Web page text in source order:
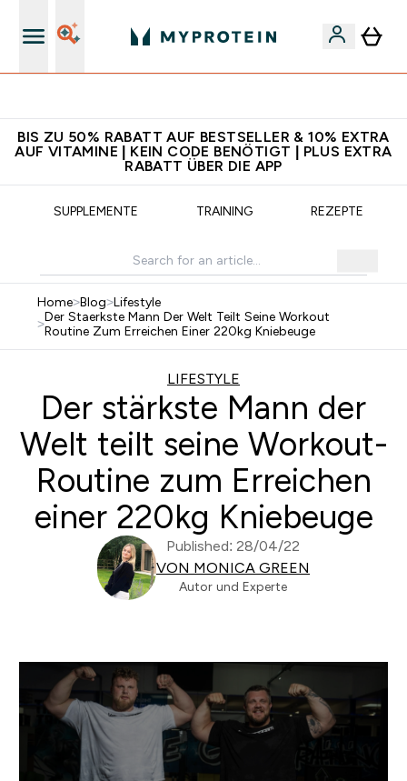
BIS ZU 50% RABATT AUF BESTSELLER & 10% EXTRA
AUF VITAMINE | KEIN CODE BENÖTIGT | PLUS EXTRA
RABATT ÜBER DIE APP
SUPPLEMENTE TRAINING REZEPTE
Home>Blog>Lifestyle
>Der Staerkste Mann Der Welt Teilt Seine Workout
Routine Zum Erreichen Einer 220kg Kniebeuge
LIFESTYLE
Der stärkste Mann der
Welt teilt seine Workout-
Routine zum Erreichen
einer 220kg Kniebeuge
Published: 28/04/22
VON MONICA GREEN
Autor und Experte